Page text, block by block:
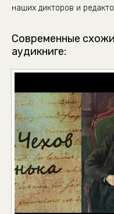
0043
0044
0046
0047
0048
0049
0050
0051
0052
наших дикторов и
Современные
аудикниге: